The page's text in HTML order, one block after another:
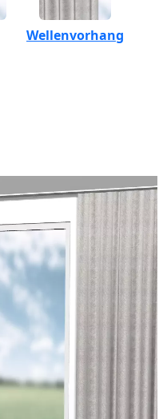
Wellenvorhang